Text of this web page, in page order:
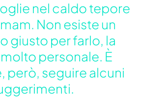
nel caldo tepore
Non esiste un
giusto per farlo, la
personale. È
però, seguire alcuni